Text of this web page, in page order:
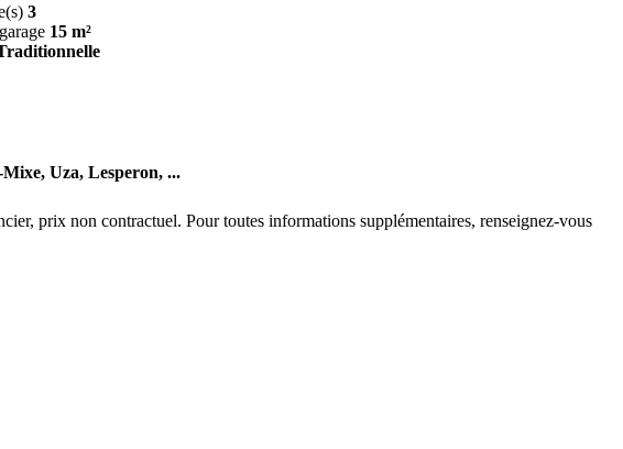
3
15 m²
Uza, Lesperon, ...
prix non contractuel. Pour toutes informations supplémentaires, renseignez-vous